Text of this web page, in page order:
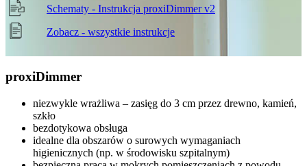
Schematy - Instrukcja proxiDimmer v2
Zobacz - wszystkie instrukcje
proxiDimmer
niezwykle wrażliwa – zasięg do 3 cm przez drewno, kamień,
szkło
bezdotykowa obsługa
idealne dla obszarów o surowych wymaganiach
higienicznych (np. w środowisku szpitalnym)